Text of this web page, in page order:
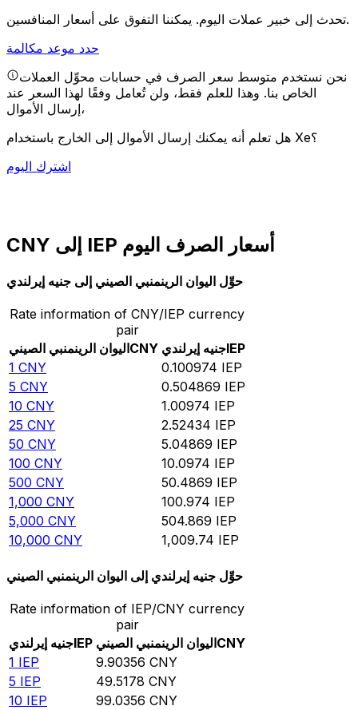
تحدث إلى خبير عملات اليوم.يمكننا التفوق على أسعار المنافسين.
حدد موعد مكالمة
نحن نستخدم متوسط سعر الصرف في حسابات محوِّل العملات
الخاص بنا. وهذا للعلم فقط، ولن تُعامل وفقًا لهذا السعر عند
إرسال الأموال،
هل تعلم أنه يمكنك إرسال الأموال إلى الخارج باستخدام Xe؟
اشترك اليوم
CNY إلى IEP أسعار الصرف اليوم
حوِّل اليوان الرينمنبي الصيني إلى جنيه إيرلندي
Rate information of CNY/IEP currency
pair
اليوان الرينمنبي الصينيCNY جنيه إيرلنديIEP
1 CNY 0.100974 IEP
5 CNY 0.504869 IEP
10 CNY 1.00974 IEP
25 CNY 2.52434 IEP
50 CNY 5.04869 IEP
100 CNY 10.0974 IEP
500 CNY 50.4869 IEP
1,000 CNY 100.974 IEP
5,000 CNY 504.869 IEP
10,000 CNY 1,009.74 IEP
حوِّل جنيه إيرلندي إلى اليوان الرينمنبي الصيني
Rate information of IEP/CNY currency
pair
جنيه إيرلنديIEP اليوان الرينمنبي الصينيCNY
1 IEP 9.90356 CNY
5 IEP 49.5178 CNY
10 IEP 99.0356 CNY